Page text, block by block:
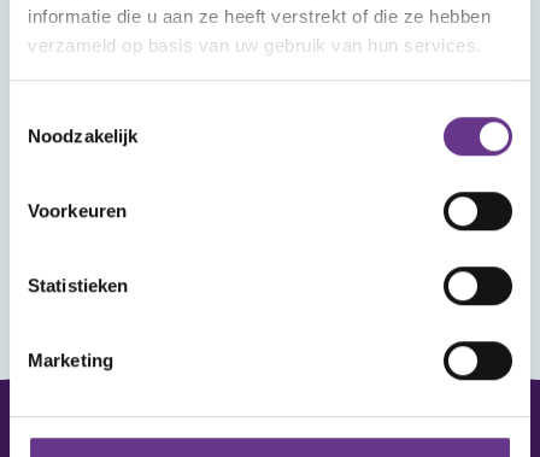
informatie die u aan ze heeft verstrekt of die ze hebben
verzameld op basis van uw gebruik van hun services.
Noodzakelijk
Voorkeuren
Statistieken
Marketing
Heb je je aangemeld voor een webinar? Ook
dat vind je hier terug, met het linkje om het
webinar bij te wonen.
Wanneer je ingelogd bent kun je reageren op